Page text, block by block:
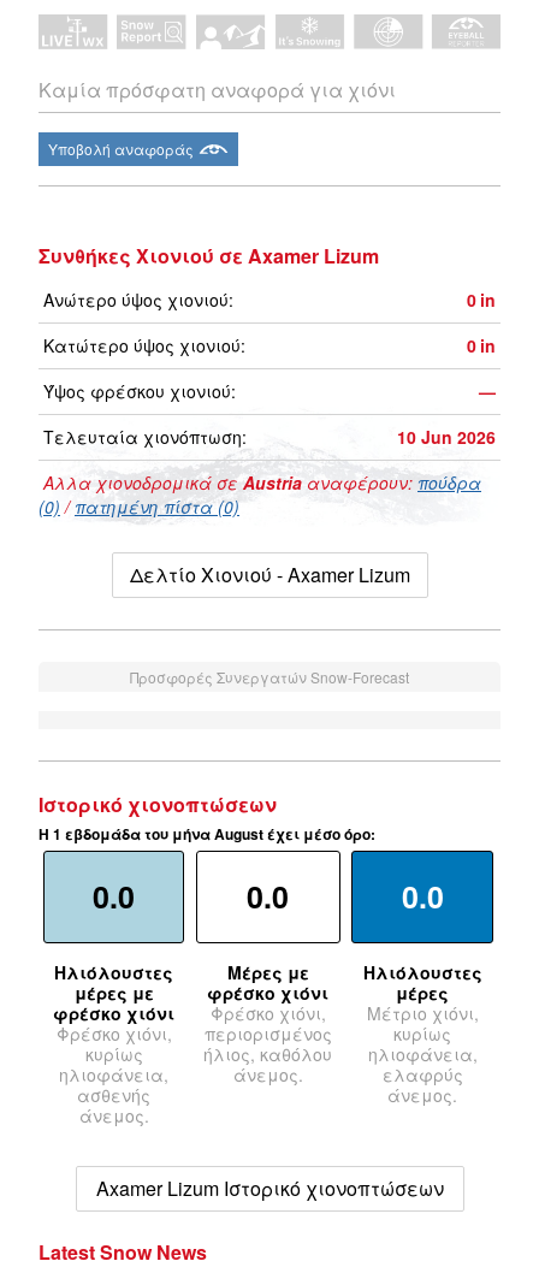
Καμία πρόσφατη αναφορά για χιόνι
Υποβολή αναφοράς
Συνθήκες Χιονιού σε Axamer Lizum
Ανώτερο ύψος χιονιού: 0 in
Κατώτερο ύψος χιονιού:
0 in
Ύψος φρέσκου χιονιού:
—
Τελευταία χιονόπτωση:
10 Jun 2026
Αλλα χιονοδρομικά σεAustria αναφέρουν: πούδρα
(0) /πατημένη πίστα (0)
Δελτίο Χιονιού - Axamer Lizum
Προσφορές Συνεργατών Snow-Forecast
Ιστορικό χιονοπτώσεων
Η 1 εβδομάδα του μήνα August έχει μέσο όρο:
0.0
Ηλιόλουστες
μέρες με
φρέσκο χιόνι
Φρέσκο χιόνι,
κυρίως
ηλιοφάνεια,
ασθενής
άνεμος.
0.0
Μέρες με
φρέσκο χιόνι
Φρέσκο χιόνι,
περιορισμένος
ήλιος, καθόλου
άνεμος.
0.0
Ηλιόλουστες
μέρες
Μέτριο χιόνι,
κυρίως
ηλιοφάνεια,
ελαφρύς
άνεμος.
Axamer Lizum Ιστορικό χιονοπτώσεων